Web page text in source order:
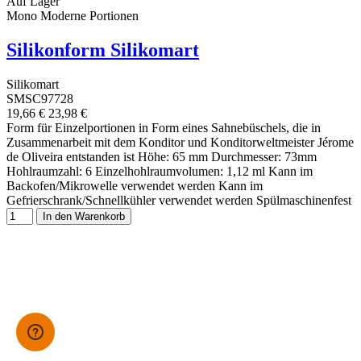
Mono Moderne Portionen
Silikonform Silikomart
Silikomart
SMSC97728
19,66 € 23,98 €
Form für Einzelportionen in Form eines Sahnebüschels, die in
Zusammenarbeit mit dem Konditor und Konditorweltmeister Jérome
de Oliveira entstanden ist Höhe: 65 mm Durchmesser: 73mm
Hohlraumzahl: 6 Einzelhohlraumvolumen: 1,12 ml Kann im
Backofen/Mikrowelle verwendet werden Kann im
Gefrierschrank/Schnellkühler verwendet werden Spülmaschinenfest
In den Warenkorb